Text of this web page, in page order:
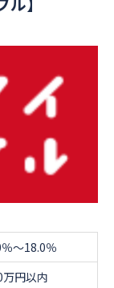
～18.0％
円以内